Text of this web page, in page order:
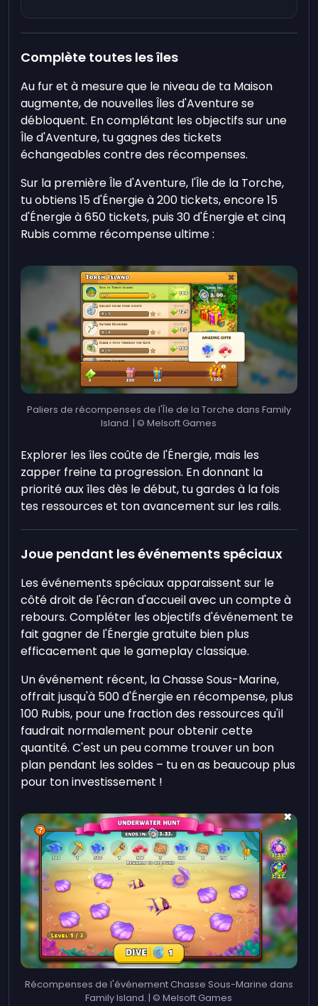
Complète toutes les îles
Au fur et à mesure que le niveau de ta Maison
augmente, de nouvelles Îles d'Aventure se
débloquent. En complétant les objectifs sur une
Île d'Aventure, tu gagnes des tickets
échangeables contre des récompenses.
Sur la première Île d'Aventure, l'Île de la Torche,
tu obtiens 15 d'Énergie à 200 tickets, encore 15
d'Énergie à 650 tickets, puis 30 d'Énergie et cinq
Rubis comme récompense ultime :
Paliers de récompenses de l'Île de la Torche dans Family
Island. | © Melsoft Games
Explorer les îles coûte de l'Énergie, mais les
zapper freine ta progression. En donnant la
priorité aux îles dès le début, tu gardes à la fois
tes ressources et ton avancement sur les rails.
Joue pendant les événements spéciaux
Les événements spéciaux apparaissent sur le
côté droit de l'écran d'accueil avec un compte à
rebours. Compléter les objectifs d'événement te
fait gagner de l'Énergie gratuite bien plus
efficacement que le gameplay classique.
Un événement récent, la Chasse Sous-Marine,
offrait jusqu'à 500 d'Énergie en récompense, plus
100 Rubis, pour une fraction des ressources qu'il
faudrait normalement pour obtenir cette
quantité. C'est un peu comme trouver un bon
plan pendant les soldes – tu en as beaucoup plus
pour ton investissement !
Récompenses de l'événement Chasse Sous-Marine dans
Family Island. | © Melsoft Games